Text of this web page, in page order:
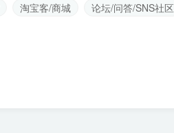
淘宝客/商城 论坛/问答/SNS社区